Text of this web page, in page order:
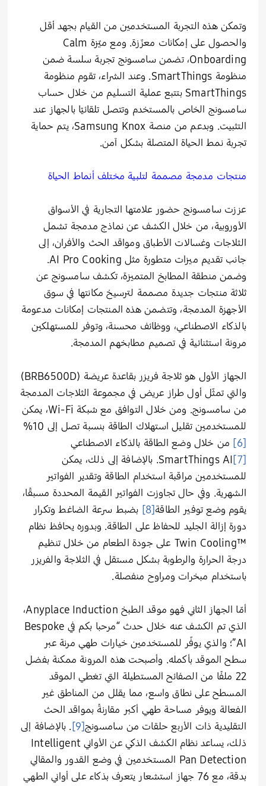
وتمكن هذه التجربة المستخدمين من القيام بجهد أقل
والحصول على إمكانات معزّزة. ومع ميّزة Calm
Onboarding، تضمن سامسونج تجربة سلسة ضمن
منظومة SmartThings. وعند الشراء، تقوم منظومة
SmartThings بتتبع عملية التسليم من خلال حساب
سامسونج الخاص بالمستخدم وتتصل تلقائيًا بالجهاز عند
التثبيت. وبدعم من منصة Samsung Knox، يتم حماية
تجربة نمط الحياة المتصلة بشكل آمن.
منتجات مدمجة مصممة لتلبية مختلف أنماط الحياة
عززت سامسونج حضور علامتها التجارية في الأسواق
الأوروبية، من خلال الكشف عن نماذج مدمجة تشمل
الثلاجات وغسالات الأطباق ومواقد الحث والأفران، إلى
جانب تقديم ميزات متطورة مثل AI Pro Cooking.
وضمن منطقة المطابخ المتميزة، تكشف سامسونج عن
ثلاثة منتجات جديدة مصممة لترسيخ مكانتها في سوق
الأجهزة المدمجة، وتتضمن هذه المنتجات إمكانات مدعومة
بالذكاء الاصطناعي، ووظائف محسنة، وتوفر للمستهلكين
مرونة استثنائية في تصميم مطابخهم المدمجة.
الجهاز الأول هو ثلاجة فريزر بقاعدة عريضة (BRB6500D)
والتي تمثّل أول طراز عريض في مجموعة الثلاجات المدمجة
من سامسونج. ومن خلال التوافق مع شبكة Wi-Fi، يمكن
للمستخدمين تقليل استهلاك الطاقة بنسبة تصل إلى 10%
[6]
من خلال وضع الطاقة بالذكاء الاصطناعي
SmartThings AI [7]
. بالإضافة إلى ذلك، يمكن
للمستخدمين مراقبة استخدام الطاقة وتقدير الفواتير
الشهرية. وفي حال تجاوزت الفواتير القيمة المحددة مسبقًا،
يقوم وضع توفير الطاقة[8]
بضبط سرعة الضاغط وتكرار
دورة إزالة الجليد للحفاظ على الطاقة. وبدوره يحافظ نظام
Twin Cooling™‎ على جودة الطعام من خلال تنظيم
درجة الحرارة والرطوبة بشكل مستقل في الثلاجة والفريزر
باستخدام مبخرات ومراوح منفصلة.
أمّا الجهاز الثاني فهو موقد الطبخ Anyplace Induction،
الذي تم الكشف عنه خلال حدث “مرحبا بكم في Bespoke
AI”؛ والذي يوفّر للمستخدمين خيارات طهي مرنة عبر
سطح الموقد بأكمله. وأصبحت هذه المرونة ممكنة بفضل
22 ملفًا من الصفائح المستطيلة التي تغطي الموقد
المسطح على نطاق واسع، مما يقلل من المناطق غير
الفعالة ويوفر مساحة طهي أكبر مقارنةً بمواقد الحث
التقليدية ذات الأربع حلقات من سامسونج[9]
. بالإضافة إلى
ذلك، يساعد نظام الكشف الذكي عن الأواني Intelligent
Pan Detection المستخدمين في وضع القدور والمقالي
بدقة، مع 76 جهاز استشعار يتعرف بذكاء على أواني الطهي